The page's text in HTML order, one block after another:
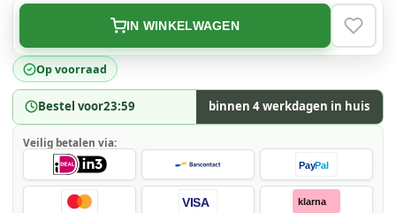
Op voorraad
Bestel voor23:59 binnen 4 werkdagen in huis
IN WINKELWAGEN
Veilig betalen via:
PayPal
VISA klarna